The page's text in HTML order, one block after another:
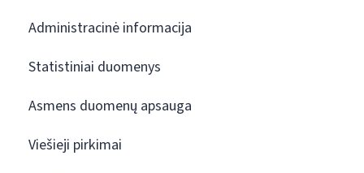
Administracinė informacija
Statistiniai duomenys
Asmens duomenų apsauga
Viešieji pirkimai